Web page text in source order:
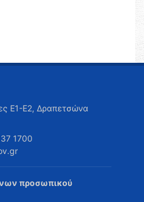
Ε1-Ε2, Δραπετσώνα
1700
προσωπικού